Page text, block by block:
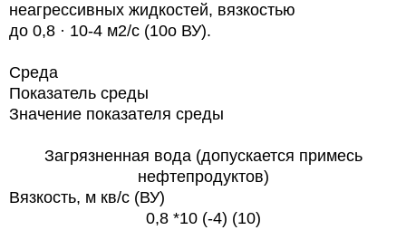
неагрессивных жидкостей, вязкостью
до 0,8 · 10-4 м2/с (10о ВУ).
Среда
Показатель среды
Значение показателя среды
Загрязненная вода (допускается примесь
нефтепродуктов)
Вязкость, м кв/с (ВУ)
0,8 *10 (-4) (10)